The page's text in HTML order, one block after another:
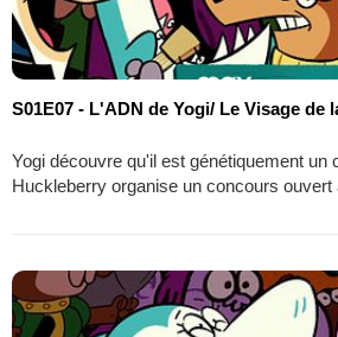
S01E07 - L'ADN de Yogi/ Le Visage de
Yogi découvre qu'il est génétiquement un
Huckleberry organise un concours ouvert